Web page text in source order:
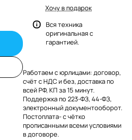
Хочу в подарок
Вся техника
оригинальная с
гарантией.
Работаем с юрлицами: договор,
счёт с НДС и без, доставка по
всей РФ, КП за 15 минут.
Поддержка по 223-ФЗ, 44-ФЗ,
электронный документооборот.
Постоплата- с чётко
прописанными всеми условиями
в договоре.